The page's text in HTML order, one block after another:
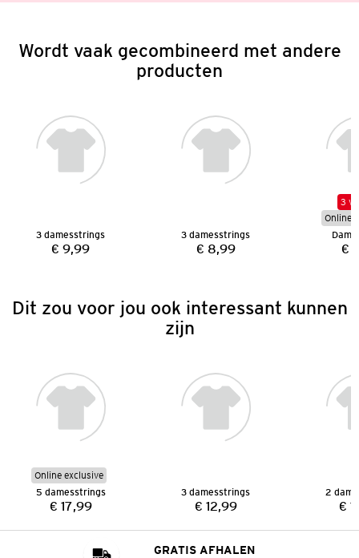
Wordt vaak gecombineerd met andere
producten
3 damesstrings
Prijs:
€ 9,99
3 damesstrings
Prijs:
€ 8,99
3
Online
€
Dit zou voor jou ook interessant kunnen
zijn
Online exclusive
5 damesstrings
Prijs:
€ 17,99
3 damesstrings
Prijs:
€ 12,99
2
€
GRATIS AFHALEN